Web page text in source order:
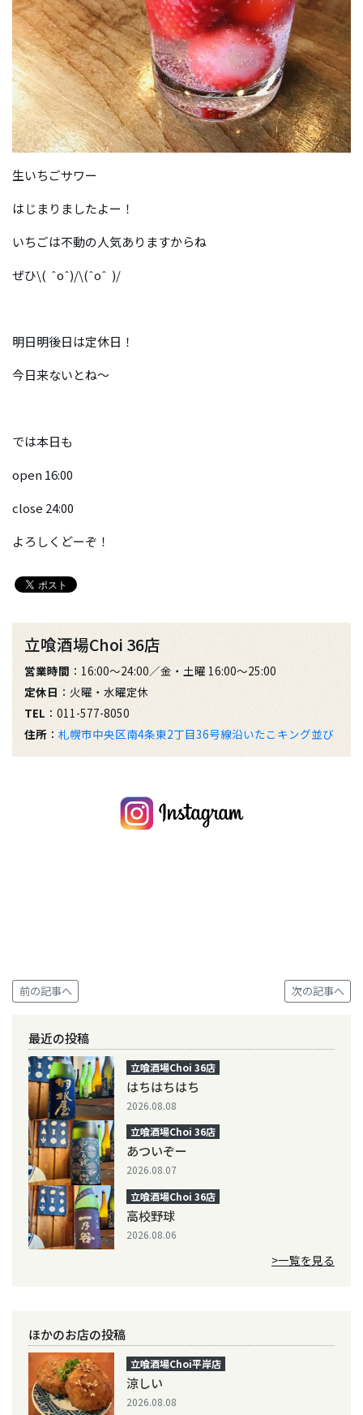
生いちごサワー
はじまりましたよー！
いちごは不動の人気ありますからね
ぜひ\( ˆoˆ)/\(ˆoˆ )/
明日明後日は定休日！
今日来ないとね〜
では本日も
open 16:00
close 24:00
よろしくどーぞ！
立喰酒場Choi 36店
営業時間 ：16:00～24:00／金・土曜 16:00～25:00
定休日 ：火曜・水曜定休
TEL ：011-577-8050
住所 ： 札幌市中央区南4条東2丁目36号線沿いたこキング並び
前の記事へ 次の記事へ
最近の投稿
立喰酒場Choi 36店
はちはちはち
2026.08.08
立喰酒場Choi 36店
あついぞー
2026.08.07
立喰酒場Choi 36店
高校野球
2026.08.06
>一覧を見る
ほかのお店の投稿
立喰酒場Choi平岸店
涼しい
2026.08.08